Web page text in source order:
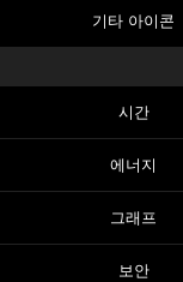
기타 아이콘
시간
에너지
그래프
보안